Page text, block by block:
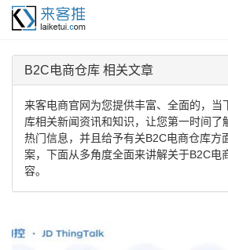
B2C电商仓库 相关文章
来客电商官网为您提供丰富、全面的，当
库相关新闻资讯和知识，让您第一时间了
热门信息，并且给予有关B2C电商仓库方
案，下面从多角度全面来讲解关于B2C电
容。